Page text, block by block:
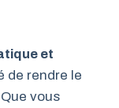
et
de rendre le
vous